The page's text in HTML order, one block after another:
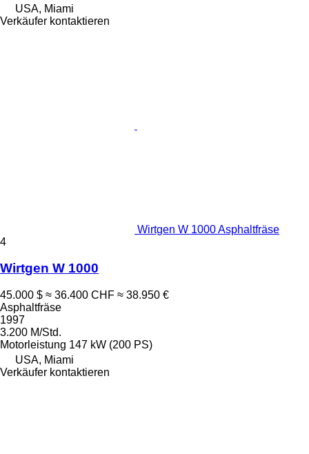
USA, Miami
Verkäufer kontaktieren
Wirtgen W 1000 Asphaltfräse
4
Wirtgen W 1000
45.000 $ ≈ 36.400 CHF ≈ 38.950 €
Asphaltfräse
1997
3.200 M/Std.
Motorleistung 147 kW (200 PS)
USA, Miami
Verkäufer kontaktieren